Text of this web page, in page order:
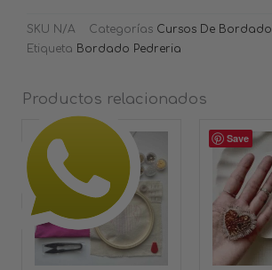
SKU N/A Categorías Cursos De Bordado
Etiqueta Bordado Pedreria
Productos relacionados
Save
producto
tiene
variantes.
Las
opciones
Save